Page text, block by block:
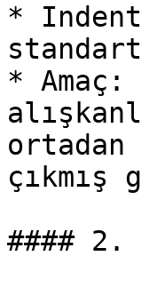
*
*
#### 2.